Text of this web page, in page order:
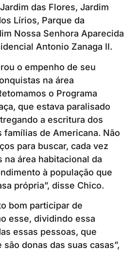
das Flores, Jardim
Lírios, Parque da
Nossa Senhora Aparecida
Antonio Zanaga II.
o empenho de seu
na área
o Programa
que estava paralisado
a escritura dos
famílias de Americana. Não
para buscar, cada vez
na área habitacional da
à população que
própria”, disse Chico.
bom participar de
esse, dividindo essa
essas pessoas, que
donas das suas casas”,